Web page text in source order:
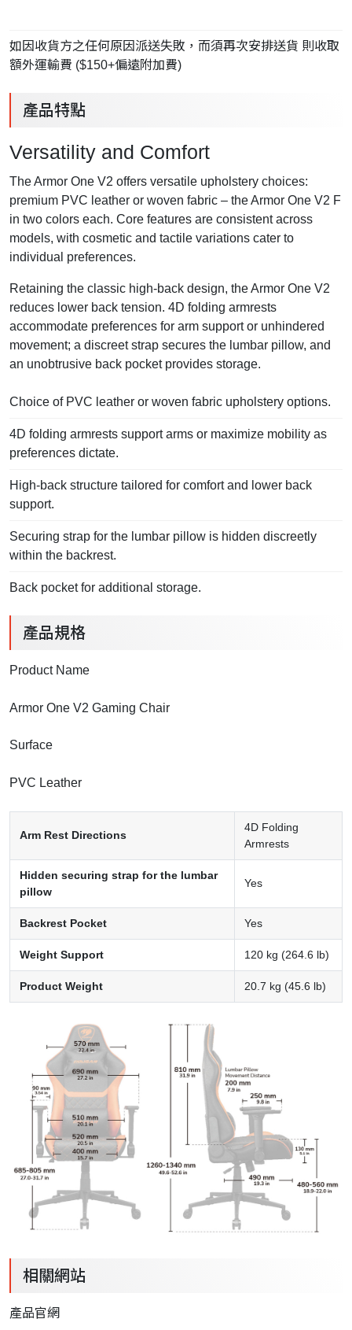
如因收貨方之任何原因派送失敗，而須再次安排送貨 則收取
額外運輸費 ($150+偏遠附加費)
產品特點
Versatility and Comfort
The Armor One V2 offers versatile upholstery choices:
premium PVC leather or woven fabric – the Armor One V2 F
in two colors each. Core features are consistent across
models, with cosmetic and tactile variations cater to
individual preferences.
Retaining the classic high-back design, the Armor One V2
reduces lower back tension. 4D folding armrests
accommodate preferences for arm support or unhindered
movement; a discreet strap secures the lumbar pillow, and
an unobtrusive back pocket provides storage.
Choice of PVC leather or woven fabric upholstery options.
4D folding armrests support arms or maximize mobility as
preferences dictate.
High-back structure tailored for comfort and lower back
support.
Securing strap for the lumbar pillow is hidden discreetly
within the backrest.
Back pocket for additional storage.
產品規格
Product Name
Armor One V2 Gaming Chair
Surface
PVC Leather
Arm Rest Directions
4D Folding
Armrests
Hidden securing strap for the lumbar
pillow
Yes
Backrest Pocket Yes
Weight Support 120 kg (264.6 lb)
Product Weight 20.7 kg (45.6 lb)
相關網站
產品官網